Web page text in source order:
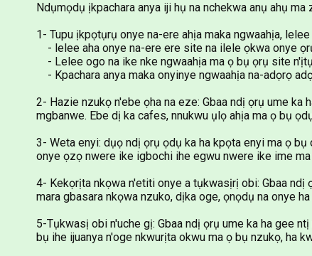
Ndụmọdụ ịkpachara anya iji hụ na nchekwa anụ ahụ
1- Tupu ịkpọtụrụ onye na-ere ahịa maka ngwaahịa,
- lelee aha onye na-ere ere site na ilele ọkwa onye
- Lelee ogo na ike nke ngwaahịa ma ọ bụ ọrụ site
- Kpachara anya maka onyinye ngwaahịa na-adọrọ
2- Hazie nzukọ n'ebe ọha na eze: Gbaa ndị ọrụ ume
mgbanwe. Ebe dị ka cafes, nnukwu ụlọ ahịa ma ọ bụ
3- Weta enyi: dụọ ndị ọrụ ọdụ ka ha kpọta enyi ma ọ
onye ọzọ nwere ike igbochi ihe egwu nwere ike ime
4- Kekọrịta nkọwa n'etiti onye a tụkwasịrị obi: Gbaa
mara gbasara nkọwa nzuko, dịka oge, ọnọdụ na onye
5-Tụkwasị obi n'uche gị: Gbaa ndị ọrụ ume ka ha gee
bụ ihe ijuanya n'oge nkwurịta okwu ma ọ bụ nzukọ, ha